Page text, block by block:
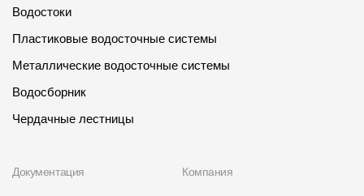
Водостоки
Пластиковые водосточные системы
Металлические водосточные системы
Водосборник
Чердачные лестницы
Документация Компания